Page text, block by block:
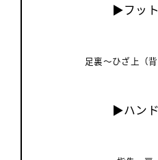
▶フッ
足裏～ひざ上（
▶ハン